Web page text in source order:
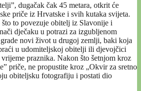
dugačak čak 45 metara, otkrit će
priče iz Hrvatske i svih kutaka svijeta.
to povezuje obitelj iz Slavonije i
dječaku u potrazi za izgubljenom
novi život u drugoj zemlji, baki koja
u udomiteljskoj obitelji ili djevojčici
praznika. Nakon što šetnjom kroz
priče, ne propustite kroz „Okvir za sretno
obiteljsku fotografiju i postati dio